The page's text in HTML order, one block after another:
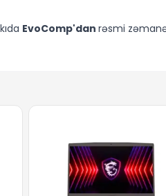
EvoComp'dan rəsmi